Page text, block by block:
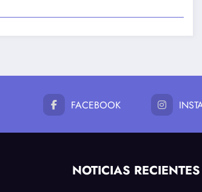
FACEBOOK
NOTICIAS RECIENTES